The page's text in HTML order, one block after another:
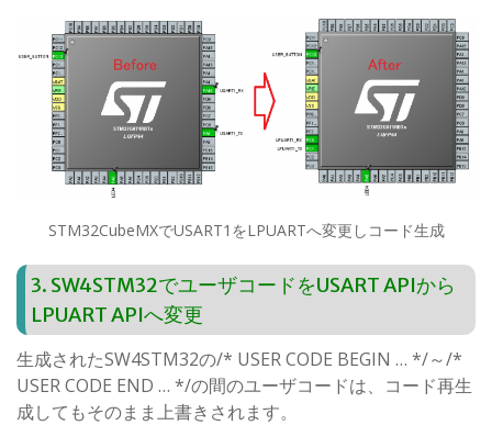
STM32CubeMXでUSART1をLPUARTへ変更しコード生成
3. SW4STM32でユーザコードをUSART APIから
LPUART APIへ変更
生成されたSW4STM32の/* USER CODE BEGIN … */～/*
USER CODE END … */の間のユーザコードは、コード再生
成してもそのまま上書きされます。